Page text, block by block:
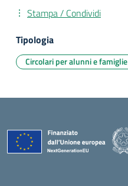
Stampa / Condividi
Tipologia
Circolari per alunni e famiglie